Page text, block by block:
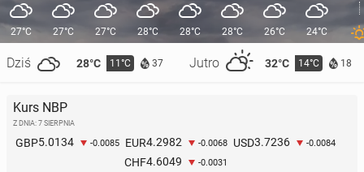
27°C
Dziś 28°C 11°C 37 Jutro 32°C 14°C 18
27°C 27°C 28°C 28°C 28°C 26°C 24°C
Kurs NBP
Z DNIA: 7 SIERPNIA
GBP5.0134 -0.0085 EUR4.2982 -0.0068 USD3.7236 -0.0084
CHF4.6049 -0.0031